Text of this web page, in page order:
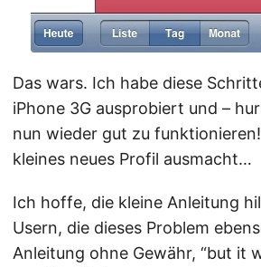
Das wars. Ich habe diese
iPhone 3G ausprobiert und –
nun wieder gut zu
kleines neues Profil ausmacht…
Ich hoffe, die kleine Anleitung
Usern, die dieses Problem
Anleitung ohne Gewähr, “but it